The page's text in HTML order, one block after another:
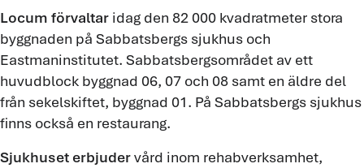
Locum förvaltar idag den 82 000 kvadratmeter stora
byggnaden på Sabbatsbergs sjukhus och
Eastmaninstitutet. Sabbatsbergsområdet av ett
huvudblock byggnad 06, 07 och 08 samt en äldre del
från sekelskiftet, byggnad 01. På Sabbatsbergs sjukhus
finns också en restaurang.
Sjukhuset erbjudervård inom rehabverksamhet,